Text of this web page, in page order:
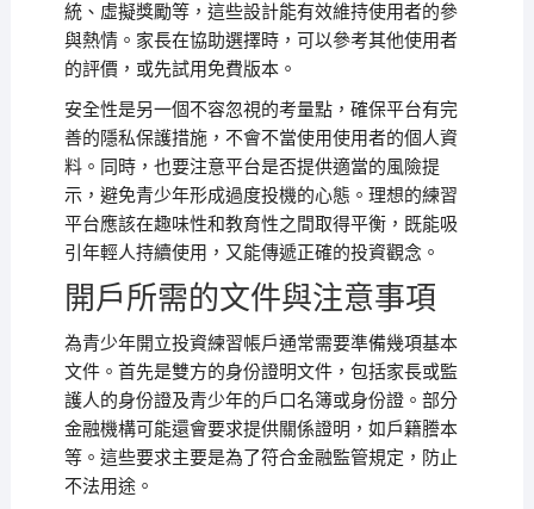
統、虛擬獎勵等，這些設計能有效維持使用者的參
與熱情。家長在協助選擇時，可以參考其他使用者
的評價，或先試用免費版本。
安全性是另一個不容忽視的考量點，確保平台有完
善的隱私保護措施，不會不當使用使用者的個人資
料。同時，也要注意平台是否提供適當的風險提
示，避免青少年形成過度投機的心態。理想的練習
平台應該在趣味性和教育性之間取得平衡，既能吸
引年輕人持續使用，又能傳遞正確的投資觀念。
開戶所需的文件與注意事項
為青少年開立投資練習帳戶通常需要準備幾項基本
文件。首先是雙方的身份證明文件，包括家長或監
護人的身份證及青少年的戶口名簿或身份證。部分
金融機構可能還會要求提供關係證明，如戶籍謄本
等。這些要求主要是為了符合金融監管規定，防止
不法用途。